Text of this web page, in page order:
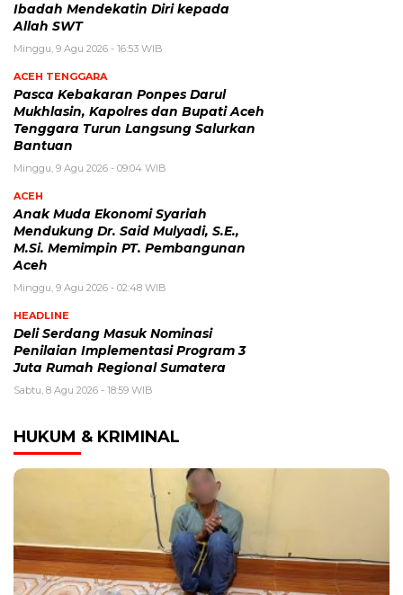
Ibadah Mendekatin Diri kepada
Allah SWT
Minggu, 9 Agu 2026 - 16:53 WIB
ACEH TENGGARA
Pasca Kebakaran Ponpes Darul
Mukhlasin, Kapolres dan Bupati Aceh
Tenggara Turun Langsung Salurkan
Bantuan
Minggu, 9 Agu 2026 - 09:04 WIB
ACEH
Anak Muda Ekonomi Syariah
Mendukung Dr. Said Mulyadi, S.E.,
M.Si. Memimpin PT. Pembangunan
Aceh
Minggu, 9 Agu 2026 - 02:48 WIB
HEADLINE
Deli Serdang Masuk Nominasi
Penilaian Implementasi Program 3
Juta Rumah Regional Sumatera
Sabtu, 8 Agu 2026 - 18:59 WIB
HUKUM & KRIMINAL